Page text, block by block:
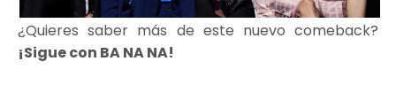
¿Quieres saber más de este nuevo comeback?
¡Sigue con BA NA NA!